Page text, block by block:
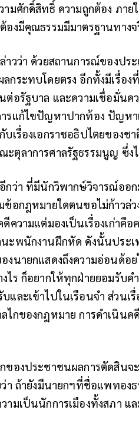
ามศักดิ์สิทธิ์ ความถูกต้อง ภา
องมีคุณธรรมมีมาตรฐานทา
วว่า ด้วยสถานการณ์ของปร
กระทบโดยตรง อีกทั้งมีเรื่อง
ต่อรัฐบาล และความเชื่อมั่นค
รแก้ไขปัญหาปากท้อง ปัญห
บเรื่องเอกราชอธิปไตยขอ
ะตุลาการศาลรัฐธรรมนูญ ซึ่
กว่า ที่มีนักวิพากษ์วิจารณ์ออ
ข้อกฎหมายใดตนขอไม่ก้าวล่
ดีความแต่มองเป็นเรื่องเก่า
ะพนักงานฝึกหัด ดังนั้นประ
งนายกแสดงถึงความอ่อนด้อ
ไร ก็อยากให้ทุกฝ่ายยอมรับ
และเข้าไปในเรือนจำ ส่วนเ
ไกของกฎหมาย การดำเนิน
ของประชาชนผลการตัดสินจ
ว่า ถ้ายังมีนายกฯที่ชื่อแพทอ
ามเป็นนักการเมืองทั้งสภา แ